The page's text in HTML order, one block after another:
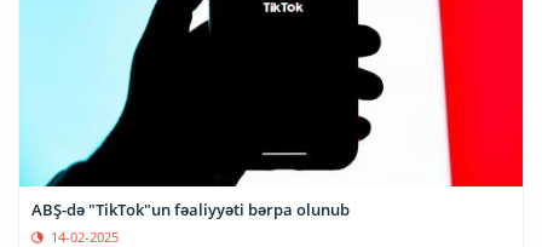
ABŞ-də "TikTok"un fəaliyyəti bərpa olunub
14-02-2025